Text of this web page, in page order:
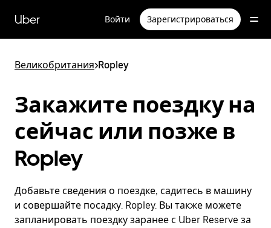
перейти
к
содержимому
Uber Войти Зарегистрироваться
Великобритания>Ropley
Закажите поездку на
сейчас или позже в
Ropley
Добавьте сведения о поездке, садитесь в машину
и совершайте посадку. Ropley. Вы также можете
запланировать поездку заранее с Uber Reserve за